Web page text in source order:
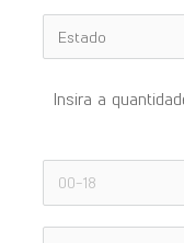
Insira a